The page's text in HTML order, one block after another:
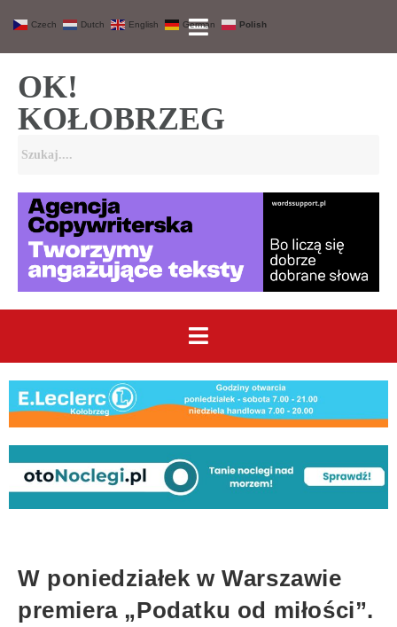
OK!
KOŁOBRZEG
W poniedziałek w Warszawie
premiera „Podatku od miłości”.
Czech Dutch English German Polish